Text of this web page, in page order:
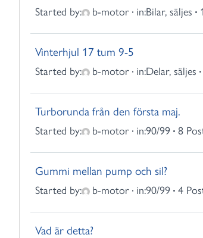
Started by: b-motor in:Bilar, säljes
Vinterhjul 17 tum 9-5
Started by: b-motor in:Delar, säljes
Turborunda från den första maj.
Started by: b-motor in:90/99 8
Gummi mellan pump och sil?
Started by: b-motor in:90/99 4
Vad är detta?